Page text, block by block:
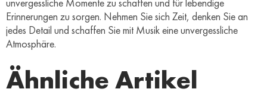
Erinnerungen zu sorgen. Nehmen Sie sich Zeit, denken Sie an
jedes Detail und schaffen Sie mit Musik eine unvergessliche
Atmosphäre.
Ähnliche Artikel